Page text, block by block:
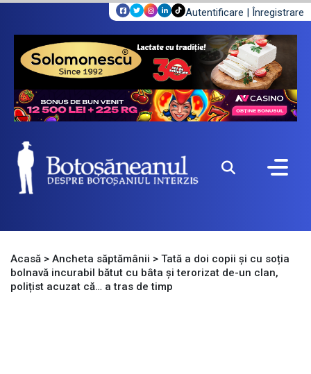
Autentificare | Înregistrare
Acasă > Ancheta săptămânii > Tată a doi copii și cu soția
bolnavă incurabil bătut cu bâta și terorizat de-un clan,
polițist acuzat că… a tras de timp